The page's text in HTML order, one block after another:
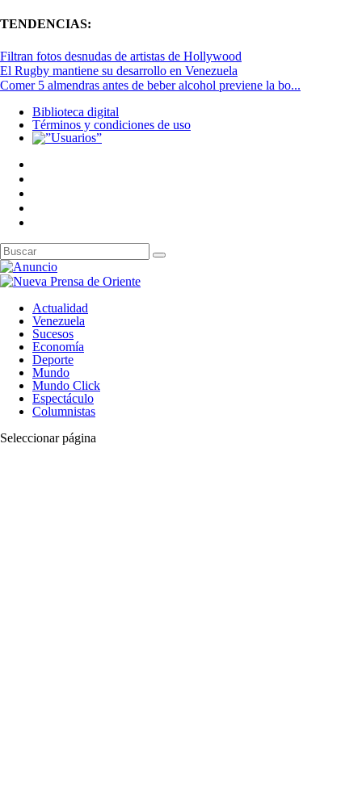
TENDENCIAS:
Filtran fotos desnudas de artistas de Hollywood
El Rugby mantiene su desarrollo en Venezuela
Comer 5 almendras antes de beber alcohol previene la bo...
Biblioteca digital
Términos y condiciones de uso
Actualidad
Venezuela
Sucesos
Economía
Deporte
Mundo
Mundo Click
Espectáculo
Columnistas
Seleccionar página